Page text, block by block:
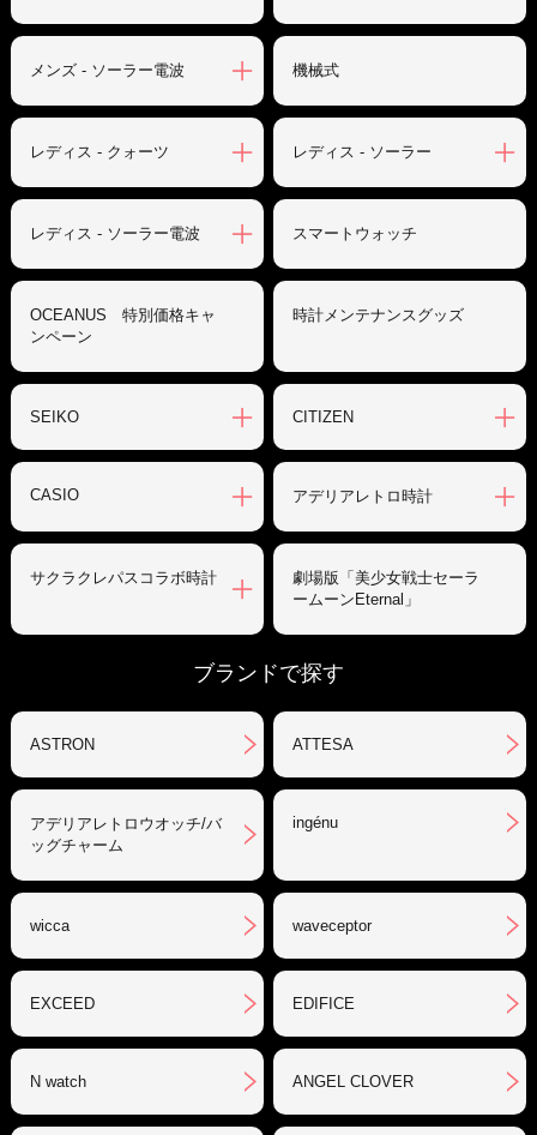
メンズ - ソーラー電波 機械式
レディス - クォーツ レディス - ソーラー
レディス - ソーラー電波 スマートウォッチ
OCEANUS 特別価格キャ
ンペーン
時計メンテナンスグッズ
SEIKO CITIZEN
CASIO アデリアレトロ時計
サクラクレパスコラボ時計
劇場版「美少女戦士セーラ
ームーンEternal」
ブランドで探す
ASTRON ATTESA
アデリアレトロウオッチ/バ
ッグチャーム
ingénu
wicca waveceptor
EXCEED EDIFICE
N watch ANGEL CLOVER